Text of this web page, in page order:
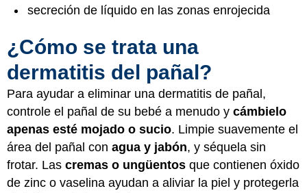
secreción de líquido en las zonas enrojecida
¿Cómo se trata una
dermatitis del pañal?
Para ayudar a eliminar una dermatitis de pañal,
controle el pañal de su bebé a menudo y cámbielo
apenas esté mojado o sucio. Limpie suavemente el
área del pañal con agua y jabón, y séquela sin
frotar. Las cremas o ungüentos que contienen óxido
de zinc o vaselina ayudan a aliviar la piel y protegerla